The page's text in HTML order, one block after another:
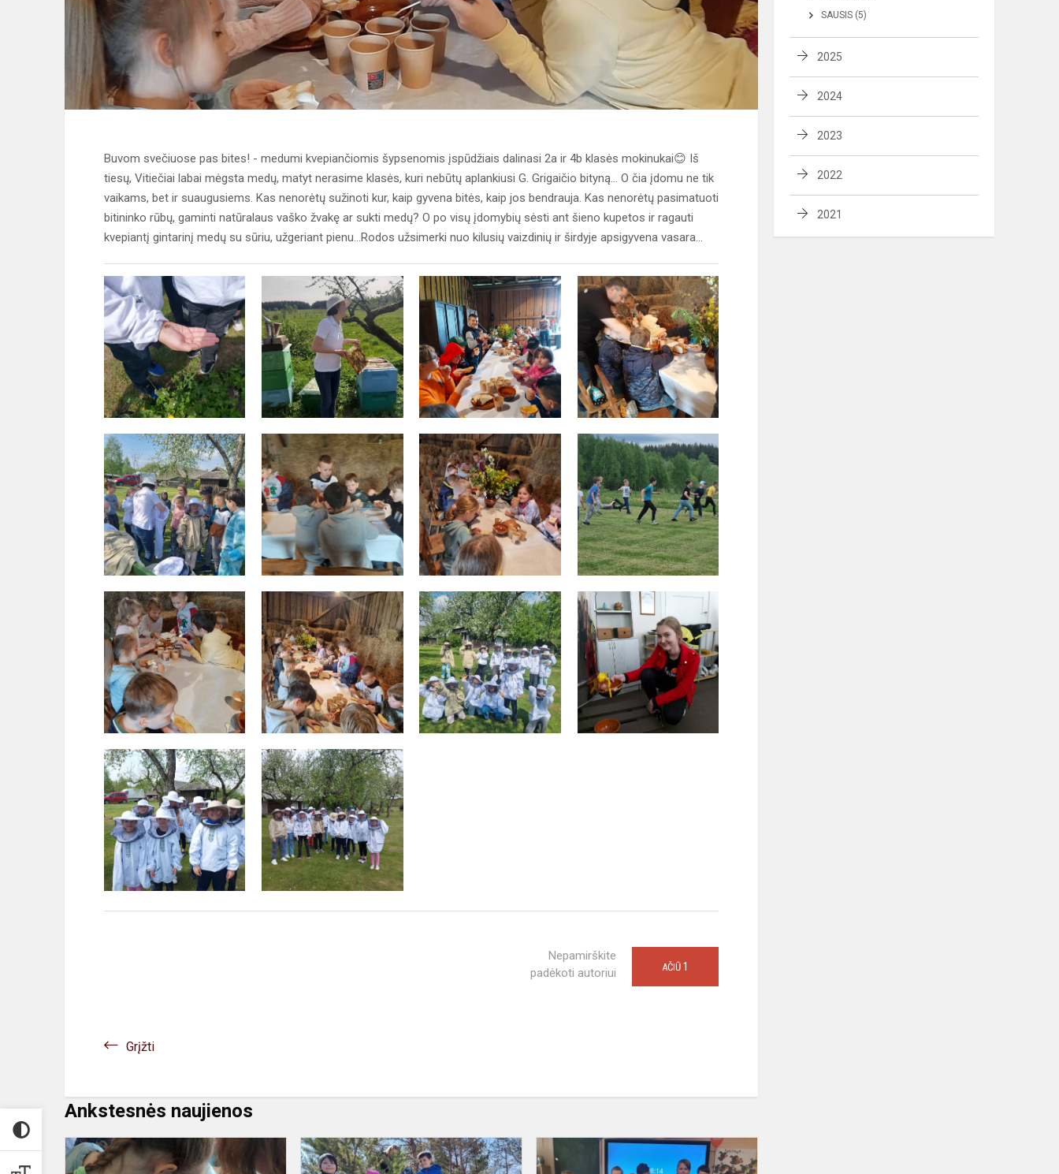
Buvom svečiuose pas bites! - medumi kvepiančiomis šypsenomis įspūdžiais dalinasi 2a ir 4b klasės mokinukai😊 Iš
tiesų, Vitiečiai labai mėgsta medų, matyt nerasime klasės, kuri nebūtų aplankiusi G. Grigaičio bityną... O čia įdomu ne tik
vaikams, bet ir suaugusiems. Kas nenorėtų sužinoti kur, kaip gyvena bitės, kaip jos bendrauja. Kas nenorėtų pasimatuoti
bitininko rūbų, gaminti natūralaus vaško žvakę ar sukti medų? O po visų įdomybių sėsti ant šieno kupetos ir ragauti
kvepiantį gintarinį medų su sūriu, užgeriant pienu...Rodos užsimerki nuo kilusių vaizdinių ir širdyje apsigyvena vasara...
Nepamirškite
padėkoti autoriui
AČIŪ 1
Grįžti
Ankstesnės naujienos
žinai
Mes
už
projektas
SAUSIS (5)
2025
2024
2023
2022
2021